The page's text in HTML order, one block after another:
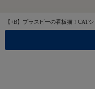
【+B】プラスビーの看板猫！CAT